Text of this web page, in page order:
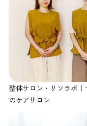
整体サロン・リソラボ
のケアサロン